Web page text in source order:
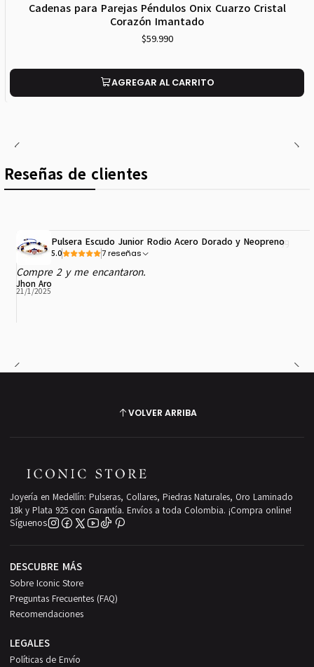
Cadenas para Parejas Péndulos Onix Cuarzo Cristal
Corazón Imantado
$59.990
AGREGAR AL CARRITO
Reseñas de clientes
Pulsera Escudo Junior Rodio Acero Dorado y Neopreno
5.0 7 reseñas
Compre 2 y me encantaron.
Jhon Aro
21/1/2025
VOLVER ARRIBA
Joyería en Medellín: Pulseras, Collares, Piedras Naturales, Oro Laminado
18k y Plata 925 con Garantía. Envíos a toda Colombia. ¡Compra online!
Síguenos
DESCUBRE MÁS
Sobre Iconic Store
Preguntas Frecuentes (FAQ)
Recomendaciones
LEGALES
Políticas de Envío